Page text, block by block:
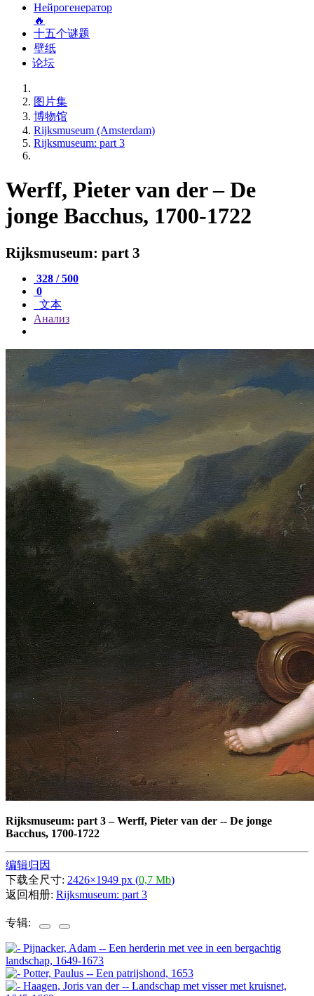
Нейрогенератор
🔥
十五个谜题
壁纸
论坛
图片集
博物馆
Rijksmuseum (Amsterdam)
Rijksmuseum: part 3
Werff, Pieter van der – De
jonge Bacchus, 1700-1722
Rijksmuseum: part 3
328 / 500
0
文本
Анализ
Rijksmuseum: part 3–Werff, Pieter van der -- De jonge
Bacchus, 1700-1722
编辑归因
下载全尺寸: 2426×1949 px (0,7 Mb)
返回相册: Rijksmuseum: part 3
专辑: